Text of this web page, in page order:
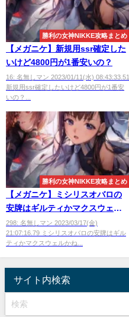
勝利の女神NIKKE攻略まとめ
【メガニケ】新規用ssr確定した
いけど4800円が1番安いの？
16: 名無しマン 2023/01/11(水) 08:43:33.51
新規用ssr確定したいけど4800円が1番安
いの？...
勝利の女神NIKKE攻略まとめ
【メガニケ】ミシリスオバロの
安牌はギルティかマクスウェル
かね
298: 名無しマン 2023/03/17(金)
21:07:16.79 ミシリスオバロの安牌はギル
ティかマクスウェルかね...
サイト内検索